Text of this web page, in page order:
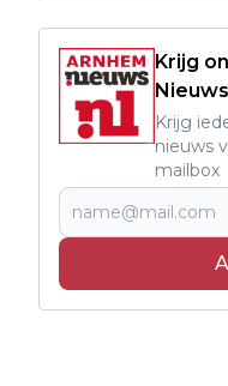
Krijg
Krijg
nieuws
mailbox